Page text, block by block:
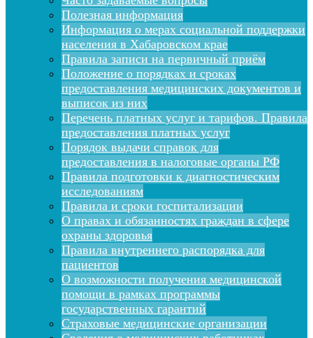
Полезная информация
Информация о мерах социальной поддержки
населения в Хабаровском крае
Правила записи на первичный приём
Положение о порядках и сроках
предоставления медицинских документов и
выписок из них
Перечень платных услуг и тарифов. Правила
предоставления платных услуг
Порядок выдачи справок для
предоставления в налоговые органы РФ
Правила подготовки к диагностическим
исследованиям
Правила и сроки госпитализации
О правах и обязанностях граждан в сфере
охраны здоровья
Правила внутреннего распорядка для
пациентов
О возможности получения медицинской
помощи в рамках программы
государственных гарантий
Страховые медицинские организации